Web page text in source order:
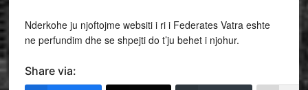
Nderkohe ju njoftojme websiti i ri i Federates Vatra eshte
ne perfundim dhe se shpejti do t’ju behet i njohur.
Share via: